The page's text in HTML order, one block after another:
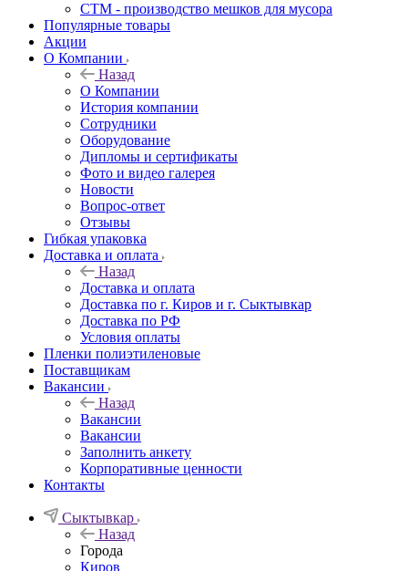
СТМ - производство мешков для мусора
Популярные товары
Акции
О Компании
Назад
О Компании
История компании
Сотрудники
Оборудование
Дипломы и сертификаты
Фото и видео галерея
Новости
Вопрос-ответ
Отзывы
Гибкая упаковка
Доставка и оплата
Назад
Доставка и оплата
Доставка по г. Киров и г. Сыктывкар
Доставка по РФ
Условия оплаты
Пленки полиэтиленовые
Поставщикам
Вакансии
Назад
Вакансии
Вакансии
Заполнить анкету
Корпоративные ценности
Контакты
Сыктывкар
Назад
Города
Киров